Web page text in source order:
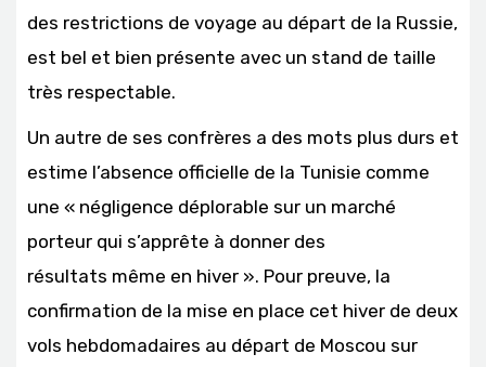
des restrictions de voyage au départ de la Russie,
est bel et bien présente avec un stand de taille
très respectable.
Un autre de ses confrères a des mots plus durs et
estime l’absence officielle de la Tunisie comme
une « négligence déplorable sur un marché
porteur qui s’apprête à donner des
résultats même en hiver ». Pour preuve, la
confirmation de la mise en place cet hiver de deux
vols hebdomadaires au départ de Moscou sur